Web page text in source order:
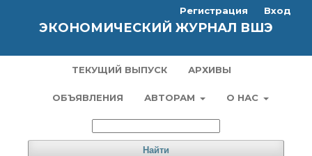
ЭКОНОМИЧЕСКИЙ ЖУРНАЛ ВШЭ
ТЕКУЩИЙ ВЫПУСК АРХИВЫ
ОБЪЯВЛЕНИЯ АВТОРАМ О НАС
Найти
Регистрация Вход